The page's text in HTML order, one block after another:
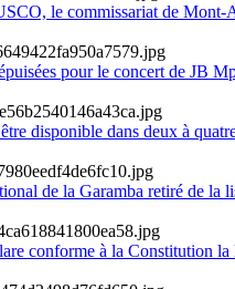
le commissariat de Mont-
pour le concert de JB
disponible dans deux à
de la Garamba retiré de la
conforme à la Constitution la